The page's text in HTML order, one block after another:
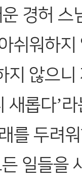
경허 스
쉬워하
지 않으
새롭다’
를 두려
일들을